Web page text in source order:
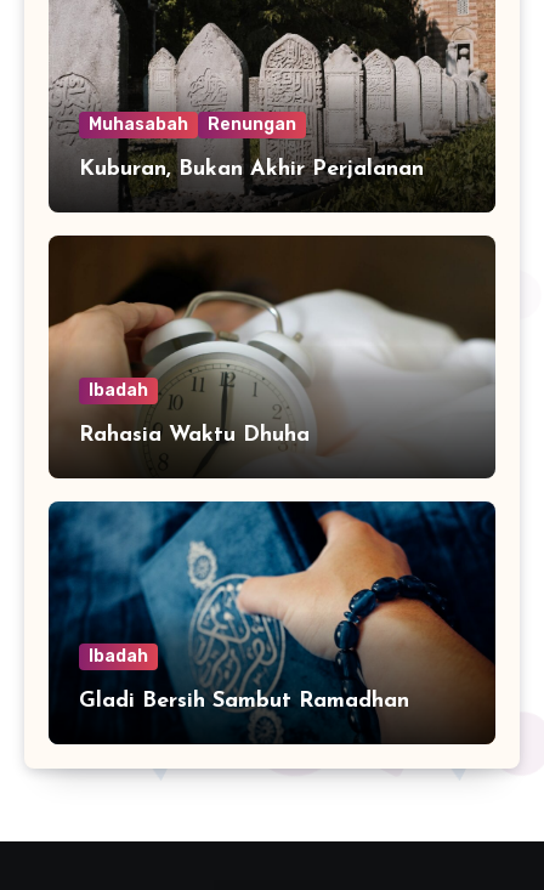
Muhasabah Renungan
Kuburan, Bukan Akhir Perjalanan
Ibadah
Rahasia Waktu Dhuha
Ibadah
Gladi Bersih Sambut Ramadhan